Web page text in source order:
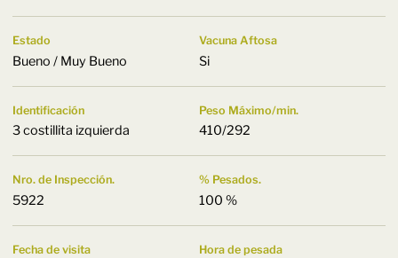
Estado
Bueno / Muy Bueno
Vacuna Aftosa
Si
Identificación
3 costillita izquierda
Peso Máximo/min.
410/292
Nro. de Inspección.
5922
% Pesados.
100 %
Fecha de visita Hora de pesada